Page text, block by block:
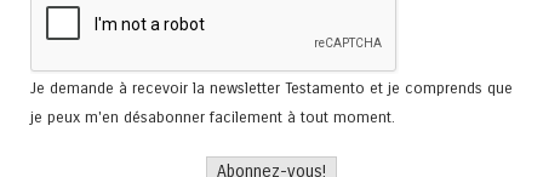
Je demande à recevoir la newsletter Testamento et je comprends que
je peux m'en désabonner facilement à tout moment.